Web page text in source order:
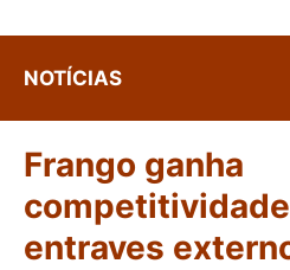
NOTÍCIAS
Frango ganha
entraves